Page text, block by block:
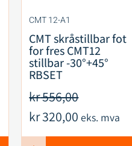
CMT 12-A1
CMT skråstillbar fot
for fres CMT12
stillbar -30°+45°
RBSET
kr556,00
kr320,00 eks. mva